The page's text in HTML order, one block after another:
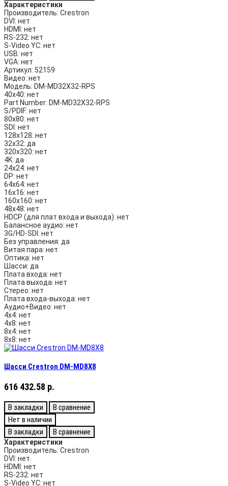
Характеристики
Производитель: Crestron
DVI: нет
HDMI: нет
RS-232: нет
S-Video YC: нет
USB: нет
VGA: нет
Артикул: 52159
Видео: нет
Модель: DM-MD32X32-RPS
40х40: нет
Part Number: DM-MD32X32-RPS
S/PDIF: нет
80х80: нет
SDI: нет
128х128: нет
32х32: да
320х320: нет
4K: да
24х24: нет
DP: нет
64х64: нет
16х16: нет
160х160: нет
48х48: нет
HDCP (для плат входа и выхода): нет
Балансное аудио: нет
3G/HD-SDI: нет
Без управления: да
Витая пара: нет
Оптика: нет
Шасси: да
Плата входа: нет
Плата выхода: нет
Стерео: нет
Плата входа-выхода: нет
Аудио+Видео: нет
4х4: нет
4х8: нет
8х4: нет
8х8: нет
Шасси Crestron DM-MD8X8
616 432.58 р.
В закладки
В сравнение
Нет в наличии
В закладки
В сравнение
Характеристики
Производитель: Crestron
DVI: нет
HDMI: нет
RS-232: нет
S-Video YC: нет